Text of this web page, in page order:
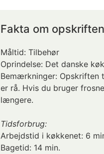
Fakta om opskriften
Måltid: Tilbehør
Oprindelse: Det danske
Bemærkninger: Opskriften
er rå. Hvis du bruger
længere.
Tidsforbrug:
Arbejdstid i køkkenet: 6
Bagetid: 14 min.